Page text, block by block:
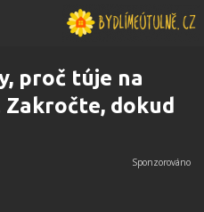
proč túje na
dokud